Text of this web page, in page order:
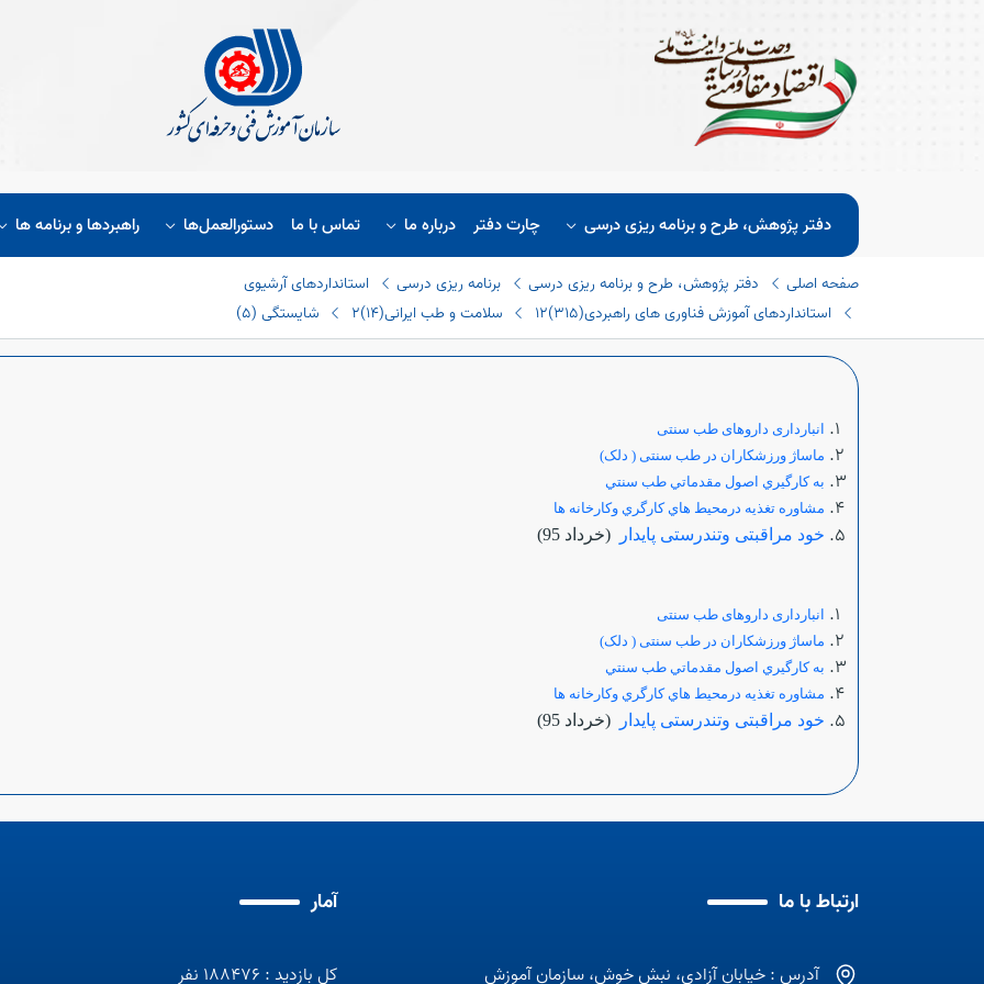
دفتر پژوهش، طرح و برنامه ریزی درسی چارت دفتر درباره ما تماس با ما دستورالعمل‌ها راهبردها و برنامه ها
صفحه اصلی دفتر پژوهش، طرح و برنامه ریزی درسی برنامه ریزی درسی
استانداردهای آرشیوی
استانداردهای آموزش فناوری های راهبردی(٣١٥)
12 سلامت و طب ایرانی(١٤) 2 شایستگی (٥)
انبارداری داروهای طب سنتی
ماساژ ورزشکاران در طب سنتی ( دلک)
به كارگيري اصول مقدماتي طب سنتي
مشاوره تغذيه درمحيط هاي كارگري وكارخانه ها
خود مراقبتی وتندرستی پایدار (خرداد 95)
انبارداری داروهای طب سنتی
ماساژ ورزشکاران در طب سنتی ( دلک)
به كارگيري اصول مقدماتي طب سنتي
مشاوره تغذيه درمحيط هاي كارگري وكارخانه ها
خود مراقبتی وتندرستی پایدار (خرداد 95)
ارتباط با ما
آدرس : خیابان آزادی، نبش خوش، سازمان آموزش
آمار
کل بازدید : 188476 نفر